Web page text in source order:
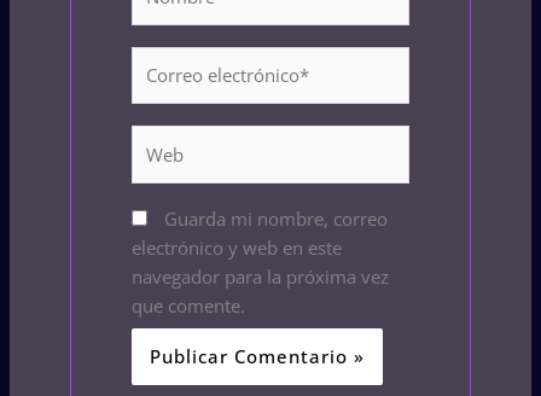
electrónico*
Guarda mi nombre, correo
electrónico y web en este
navegador para la próxima vez
que comente.